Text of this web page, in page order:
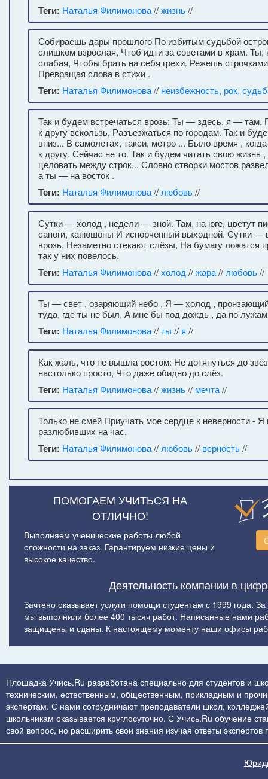
Теги: Наталья Филимонова//жизнь//
Собираешь дары прошлого По избитым судьбой
слишком взрослая, Чтоб идти за советами в храм.
слабая, Чтобы брать на себя грехи. Режешь
Превращая слова в стихи .
Теги: Наталья Филимонова// неизбежность, рок,
Так и будем встречаться врозь: Ты — здесь, я — там.
к другу вскользь, Разъезжаться по городам. Так и
вниз... В самолетах, такси, метро ... Было время ,
к другу. Сейчас не то. Так и будем читать свою жизнь
целовать между строк... Словно створки мостов
а ты — на восток .
Теги: Наталья Филимонова// любовь//
Сутки — холод , недели — зной. Там, на юге, цветут
сапоги, капюшоны И испорченный выходной. Сутки —
врозь. Незаметно стекают слёзы, На бумагу ложатся
так у них повелось.
Теги: Наталья Филимонова//холод //жара// любовь//
Ты — свет , озаряющий небо , Я — холод ,
туда, где ты не был, А мне бы под дождь , да по
Теги: Наталья Филимонова//ты //я //
Как жаль, что не вышла ростом: Не дотянуться до
настолько просто, Что даже обидно до слёз.
Теги: Наталья Филимонова//жизнь// мечта//
Только не смей Приучать мое сердце к неверности - Я
разлюбивших на час.
Теги: Наталья Филимонова// любовь// верность//
ПОМОГАЕМ УЧИТЬСЯ НА
ОТЛИЧНО!
Выполняем ученические работы любой
сложности на заказ. Гарантируем низкие цены и
высокое качество.
Деятельность компании в
Зачтено оказывает услуги помощи студентам с 1999 года.
мы выполнили более 400 тысяч работ. Написанные нами
защищены и сданы. К настоящему моменту наши офисы
Площадка Учись.Ru разработана специально для студентов и
техническим, естественным, общественным, прикладным и
экспертам. С нами сотрудничают преподаватели школ,
школьникам оказывается круглосуточно. С Учись.Ru обучение
свой вопрос, но расширить свои знания изучая ответы